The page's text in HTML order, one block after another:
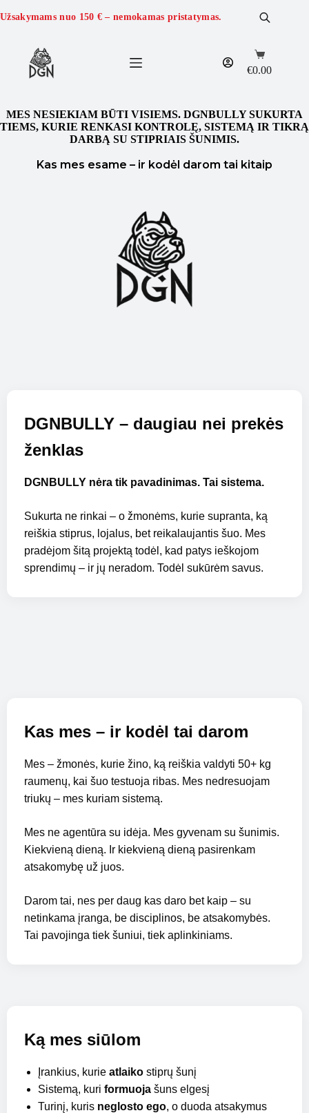
Užsakymams nuo 150 € – nemokamas pristatymas.
€0.00
MES NESIEKIAM BŪTI VISIEMS. DGNBULLY SUKURTA
TIEMS, KURIE RENKASI KONTROLĘ, SISTEMĄ IR TIKRĄ
DARBĄ SU STIPRIAIS ŠUNIMIS.
Kas mes esame – ir kodėl darom tai kitaip
DGNBULLY – daugiau nei prekės
ženklas
DGNBULLY nėra tik pavadinimas. Tai sistema.
Sukurta ne rinkai – o žmonėms, kurie supranta, ką
reiškia stiprus, lojalus, bet reikalaujantis šuo. Mes
pradėjom šitą projektą todėl, kad patys ieškojom
sprendimų – ir jų neradom. Todėl sukūrėm savus.
Kas mes – ir kodėl tai darom
Mes – žmonės, kurie žino, ką reiškia valdyti 50+ kg
raumenų, kai šuo testuoja ribas. Mes nedresuojam
triukų – mes kuriam sistemą.
Mes ne agentūra su idėja. Mes gyvenam su šunimis.
Kiekvieną dieną. Ir kiekvieną dieną pasirenkam
atsakomybę už juos.
Darom tai, nes per daug kas daro bet kaip – su
netinkama įranga, be disciplinos, be atsakomybės.
Tai pavojinga tiek šuniui, tiek aplinkiniams.
Ką mes siūlom
Įrankius, kurie atlaiko stiprų šunį
Sistemą, kuri formuoja šuns elgesį
Turinį, kuris neglosto ego, o duoda atsakymus